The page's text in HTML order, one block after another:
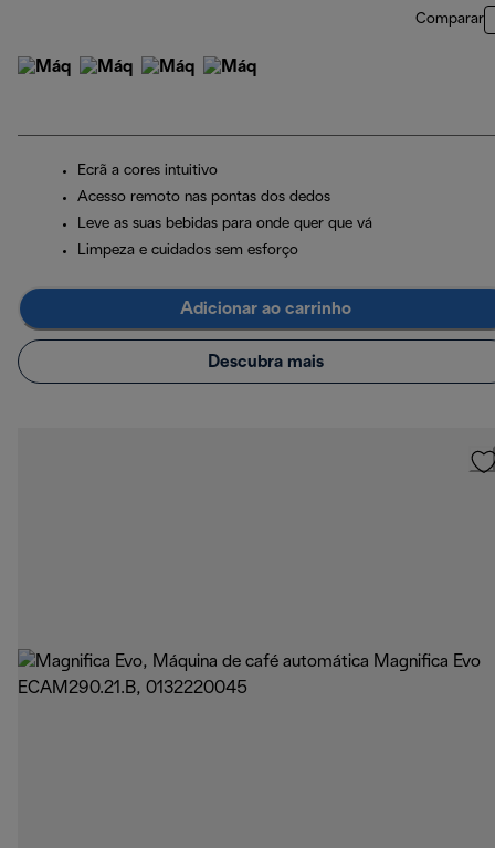
Comparar
Ecrã a cores intuitivo
Acesso remoto nas pontas dos dedos
Leve as suas bebidas para onde quer que vá
Limpeza e cuidados sem esforço
Adicionar ao carrinho
Descubra mais